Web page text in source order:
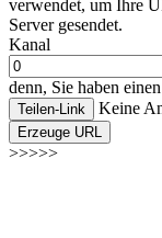
verwendet, um Ihre
Server gesendet.
Kanal
denn, Sie haben
Teilen-Link Keine
Erzeuge URL
>>>>>